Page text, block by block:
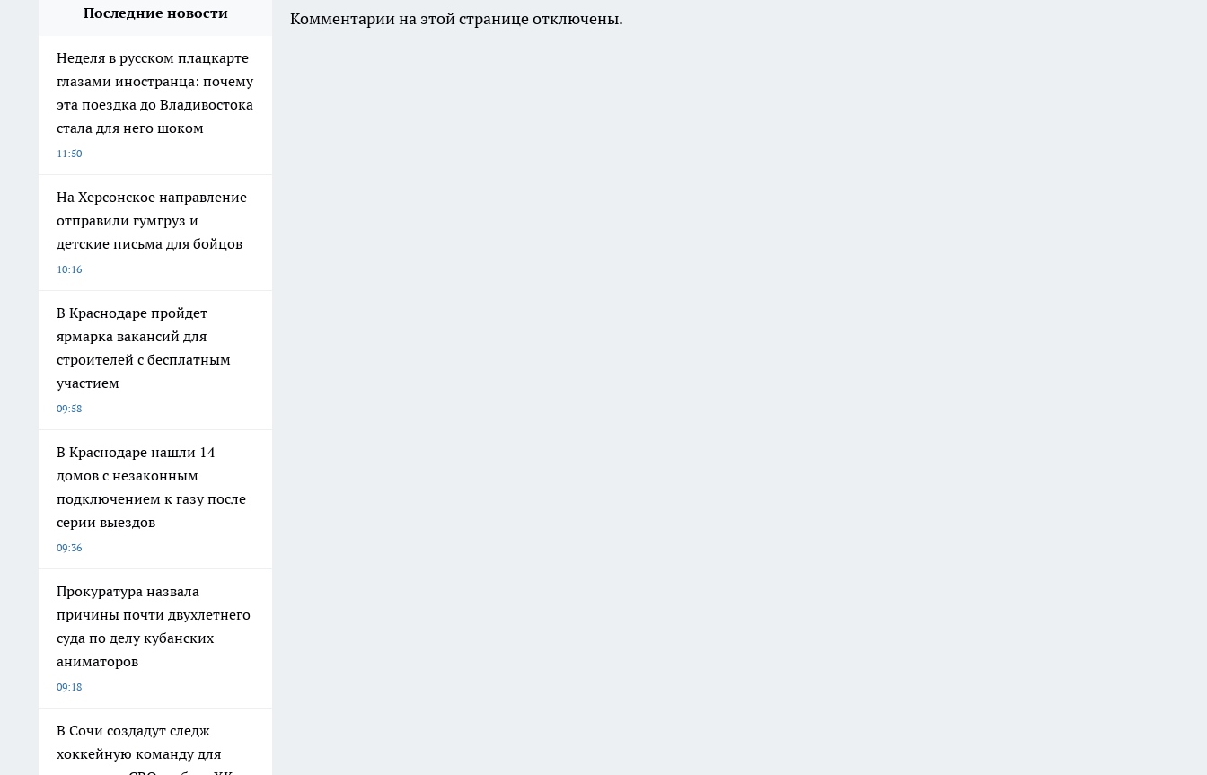
Последние новости
Неделя в русском плацкарте
глазами иностранца: почему
эта поездка до Владивостока
стала для него шоком
11:50
На Херсонское направление
отправили гумгруз и
детские письма для бойцов
10:16
В Краснодаре пройдет
ярмарка вакансий для
строителей с бесплатным
участием
09:58
В Краснодаре нашли 14
домов с незаконным
подключением к газу после
серии выездов
09:36
Прокуратура назвала
причины почти двухлетнего
суда по делу кубанских
аниматоров
09:18
В Сочи создадут следж
хоккейную команду для
Комментарии на этой странице отключены.